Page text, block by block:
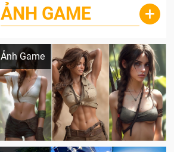
ẢNH GAME +
Ảnh Game
Lala Croft vừa nóng vừa xinh dưới nét vẽ
Khi AI Cosplay gái đẹp One Piece